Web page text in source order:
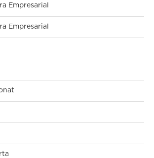
Empresarial
Empresarial